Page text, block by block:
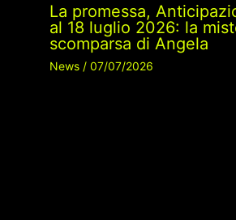
La promessa,
al 18 luglio 2026: la
scomparsa di Angela
News/ 07/07/2026